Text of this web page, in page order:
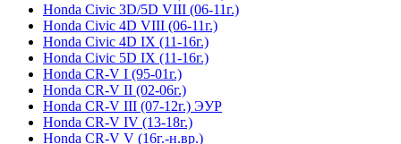
Honda Civic 3D/5D VIII (06-11г.)
Honda Civic 4D VIII (06-11г.)
Honda Civic 4D IX (11-16г.)
Honda Civic 5D IX (11-16г.)
Honda CR-V I (95-01г.)
Honda CR-V II (02-06г.)
Honda CR-V III (07-12г.) ЭУР
Honda CR-V IV (13-18г.)
Honda CR-V V (16г.-н.вр.)